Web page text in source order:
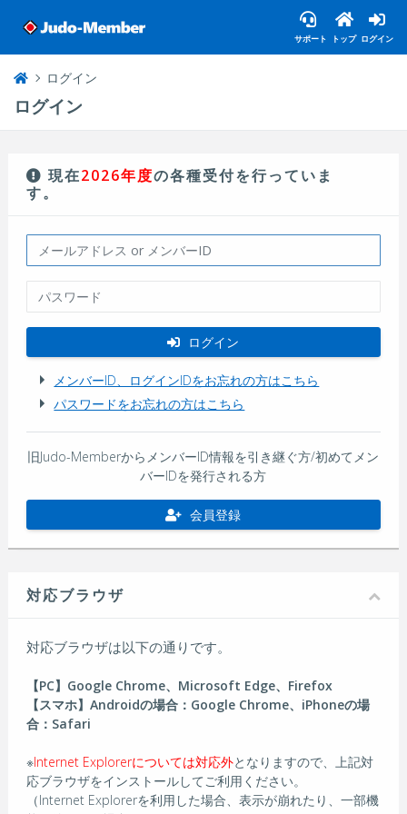
サポート トップ ログイン
ログイン
ログイン
現在2026年度の各種受付を行っていま
す。
ログイン
メンバーID、ログインIDをお忘れの方はこちら
パスワードをお忘れの方はこちら
旧Judo-MemberからメンバーID情報を引き継ぐ方/初めてメン
バーIDを発行される方
会員登録
対応ブラウザ
対応ブラウザは以下の通りです。
【PC】Google Chrome、Microsoft Edge、Firefox
【スマホ】Androidの場合：Google Chrome、iPhoneの場
合：Safari
※Internet Explorerについては対応外となりますので、上記対
応ブラウザをインストールしてご利用ください。
（Internet Explorerを利用した場合、表示が崩れたり、一部機